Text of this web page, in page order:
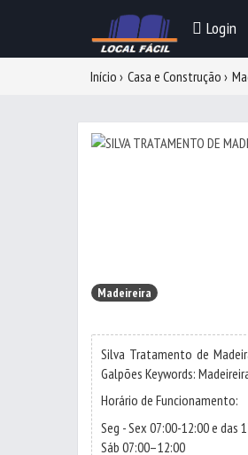
Login
Início Casa e Construção
Madeireira
Silva Tratamento de
Galpões Keywords:
Horário de Funcionamento:
Seg - Sex 07:00-12:00 e das
Sáb 07:00–12:00